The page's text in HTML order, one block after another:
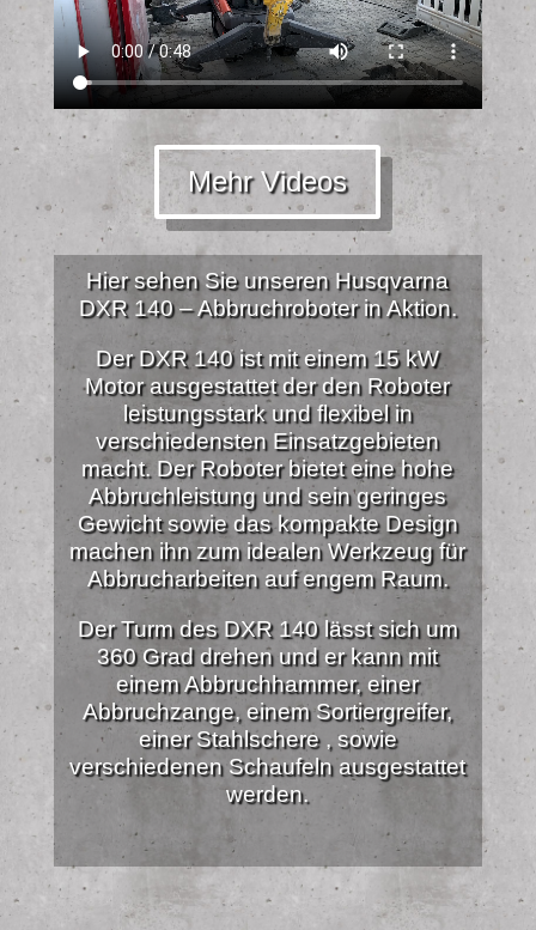
Mehr Videos
Hier sehen Sie unseren Husqvarna
DXR 140 – Abbruchroboter in Aktion.
Der DXR 140 ist mit einem 15 kW
Motor ausgestattet der den Roboter
leistungsstark und flexibel in
verschiedensten Einsatzgebieten
macht. Der Roboter bietet eine hohe
Abbruchleistung und sein geringes
Gewicht sowie das kompakte Design
machen ihn zum idealen Werkzeug für
Abbrucharbeiten auf engem Raum.
Der Turm des DXR 140 lässt sich um
360 Grad drehen und er kann mit
einem Abbruchhammer, einer
Abbruchzange, einem Sortiergreifer,
einer Stahlschere , sowie
verschiedenen Schaufeln ausgestattet
werden.